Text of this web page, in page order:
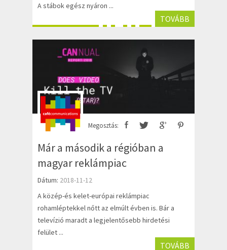
A stábok egész nyáron ...
TOVÁBB
Megosztás:
Már a második a régióban a
magyar reklámpiac
Dátum: 2018-11-12
A közép-és kelet-európai reklámpiac
rohamléptekkel nőtt az elmúlt évben is. Bár a
televízió maradt a legjelentősebb hirdetési
felület ...
TOVÁBB